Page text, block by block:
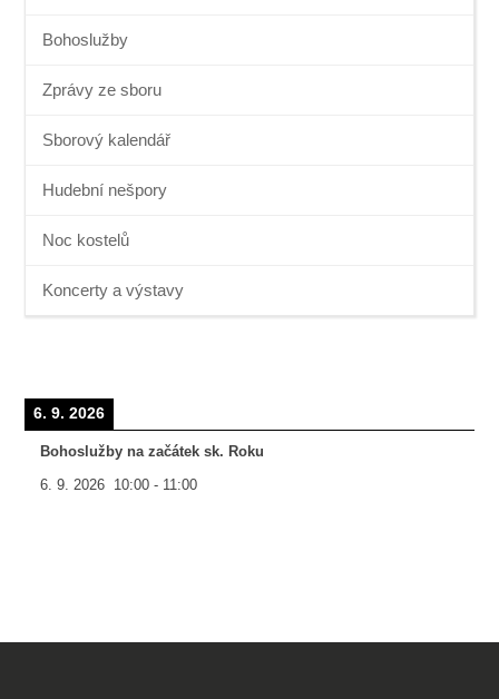
Bohoslužby
Zprávy ze sboru
Sborový kalendář
Hudební nešpory
Noc kostelů
Koncerty a výstavy
6. 9. 2026
Bohoslužby na začátek sk. Roku
6. 9. 2026 10:00 - 11:00